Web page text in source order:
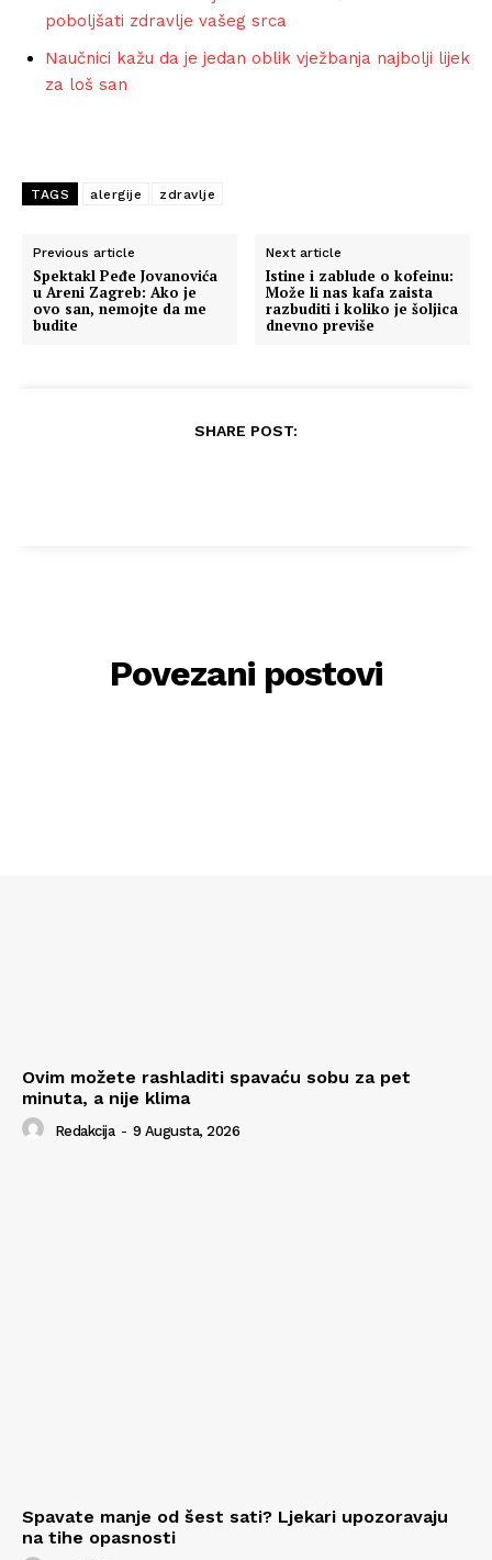
poboljšati zdravlje vašeg srca
Naučnici kažu da je jedan oblik vježbanja najbolji lijek
za loš san
TAGS alergije zdravlje
Previous article
Spektakl Peđe Jovanovića
u Areni Zagreb: Ako je
ovo san, nemojte da me
budite
Next article
Istine i zablude o kofeinu:
Može li nas kafa zaista
razbuditi i koliko je šoljica
dnevno previše
SHARE POST:
Povezani postovi
Ovim možete rashladiti spavaću sobu za pet
minuta, a nije klima
Redakcija - 9 Augusta, 2026
Spavate manje od šest sati? Ljekari upozoravaju
na tihe opasnosti